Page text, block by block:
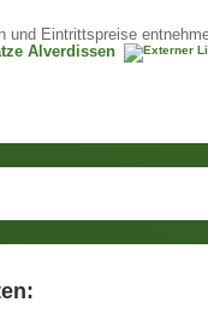
und Eintrittspreise
Alverdissen